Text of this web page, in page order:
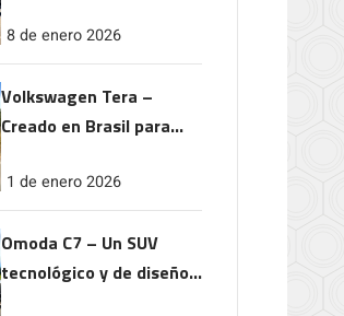
rendimiento
8 de enero 2026
Volkswagen Tera –
Creado en Brasil para
1 de enero 2026
Omoda C7 – Un SUV
tecnológico y de diseño